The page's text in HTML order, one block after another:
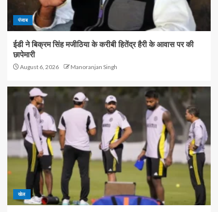
पंजाब
ईडी ने बिक्रम सिंह मजीठिया के करीबी हितेंद्र हैरी के आवास पर की
छापेमारी
August 6, 2026 Manoranjan Singh
खेल